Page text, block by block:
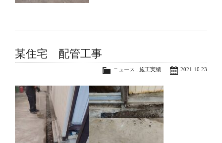
某住宅 配管工事
2021.10.23
ニュース 施工実績